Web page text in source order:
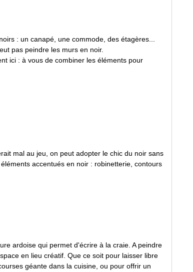
: un canapé, une commode, des étagères...
pas peindre les murs en noir.
ici : à vous de combiner les éléments pour
mal au jeu, on peut adopter le chic du noir sans
accentués en noir : robinetterie, contours
ardoise qui permet d'écrire à la craie. A peindre
en lieu créatif. Que ce soit pour laisser libre
géante dans la cuisine, ou pour offrir un